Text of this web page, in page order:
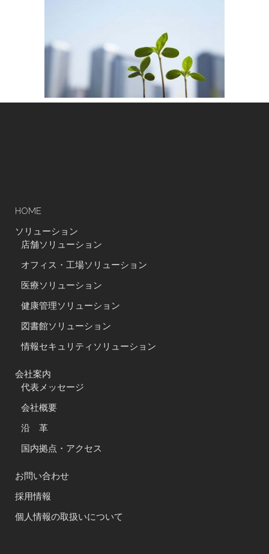
HOME
ソリューション
店舗ソリューション
オフィス・工場ソリューション
医療ソリューション
健康管理ソリューション
図書館ソリューション
情報セキュリティソリューション
会社案内
代表メッセージ
会社概要
沿 革
国内拠点・アクセス
お問い合わせ
採用情報
個人情報の取扱いについて